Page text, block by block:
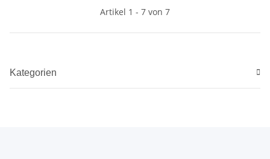
Artikel 1 - 7 von 7
Kategorien